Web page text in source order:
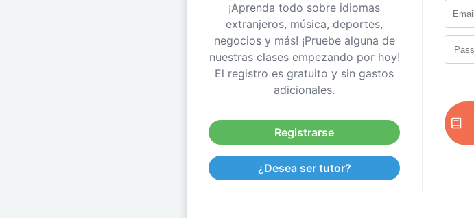
¡Aprenda todo sobre idiomas
extranjeros, música, deportes,
negocios y más! ¡Pruebe alguna de
nuestras clases empezando por hoy!
El registro es gratuito y sin gastos
adicionales.
Registrarse
¿Desea ser tutor?